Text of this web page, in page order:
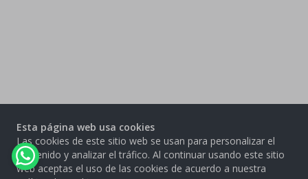
Esta página web usa cookies
Las cookies de este sitio web se usan para personalizar el
contenido y analizar el tráfico. Al continuar usando este sitio
web aceptas el uso de las cookies de acuerdo a nuestra